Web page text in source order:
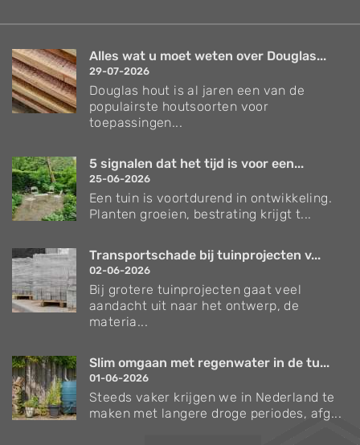
Alles wat u moet weten over Douglas...
29-07-2026
Douglas hout is al jaren een van de
populairste houtsoorten voor
toepassingen...
5 signalen dat het tijd is voor een...
25-06-2026
Een tuin is voortdurend in ontwikkeling.
Planten groeien, bestrating krijgt t...
Transportschade bij tuinprojecten v...
02-06-2026
Bij grotere tuinprojecten gaat veel
aandacht uit naar het ontwerp, de
materia...
Slim omgaan met regenwater in de tu...
01-06-2026
Steeds vaker krijgen we in Nederland te
maken met langere droge periodes, afg...